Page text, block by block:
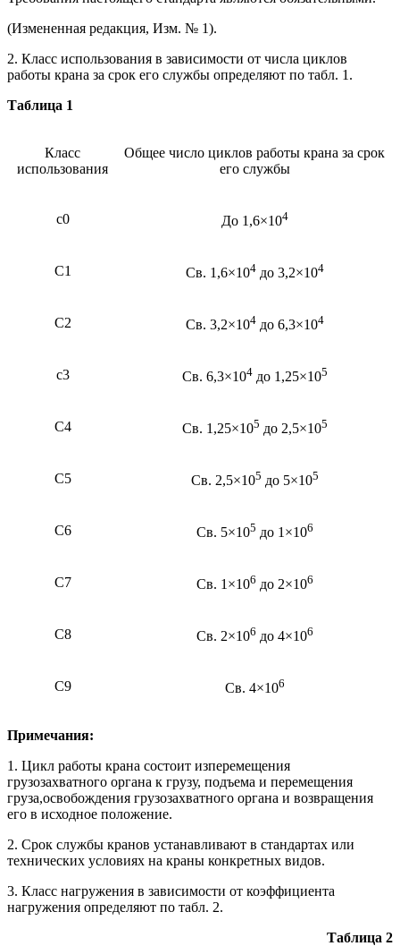
(Измененная редакция, Изм. № 1).
2. Класс использования в зависимости от числа циклов
работы крана за срок его службы определяют по табл. 1.
Таблица 1
Класс
использования
Общее число циклов работы крана за срок
его службы
с0 До 1,6×104
С1 Св. 1,6×104до 3,2×104
С2 Св. 3,2×104до 6,3×104
с3 Св. 6,3×104до 1,25×105
С4 Св. 1,25×105 до 2,5×105
С5 Св. 2,5×105 до 5×105
С6 Св. 5×105 до 1×106
С7 Св. 1×106 до 2×106
С8 Св. 2×106 до 4×106
С9 Св. 4×106
Примечания:
1. Цикл работы крана состоит изперемещения
грузозахватного органа к грузу, подъема и перемещения
груза,освобождения грузозахватного органа и возвращения
его в исходное положение.
2. Срок службы кранов устанавливают в стандартах или
технических условиях на краны конкретных видов.
3. Класс нагружения в зависимости oт коэффициента
нагружения определяют по табл. 2.
Таблица 2